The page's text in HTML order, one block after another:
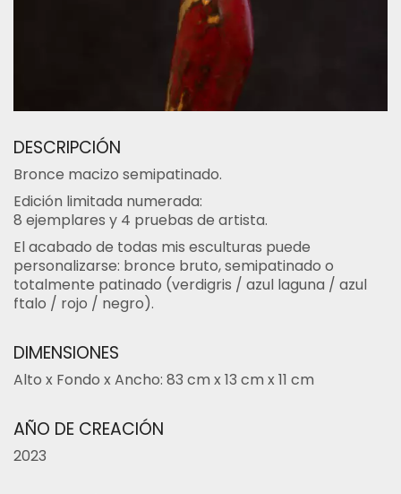
DESCRIPCIÓN
Bronce macizo semipatinado.
Edición limitada numerada:
8 ejemplares y 4 pruebas de artista.
El acabado de todas mis esculturas puede
personalizarse: bronce bruto, semipatinado o
totalmente patinado (verdigris / azul laguna / azul
ftalo / rojo / negro).
DIMENSIONES
Alto x Fondo x Ancho: 83 cm x 13 cm x 11 cm
AÑO DE CREACIÓN
2023